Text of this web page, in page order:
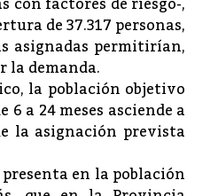
de 37.317 personas,
asignadas permitirían,
demanda.
la población objetivo
a 24 meses asciende a
la asignación prevista
en la población